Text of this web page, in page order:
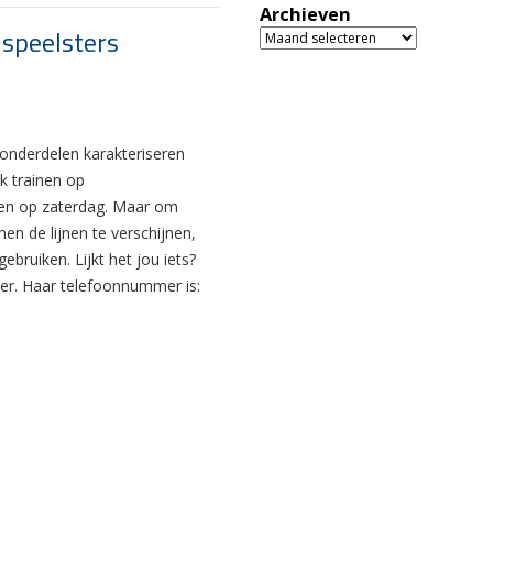
karakteriseren
trainen op
op zaterdag. Maar om
de lijnen te verschijnen,
Lijkt het jou iets?
Haar telefoonnummer is:
Archieven
Archieven